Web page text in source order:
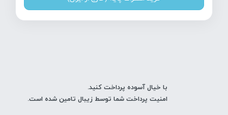
با خیال آسوده پرداخت کنید.
امنیت پرداخت شما توسط زیبال تامین شده است.